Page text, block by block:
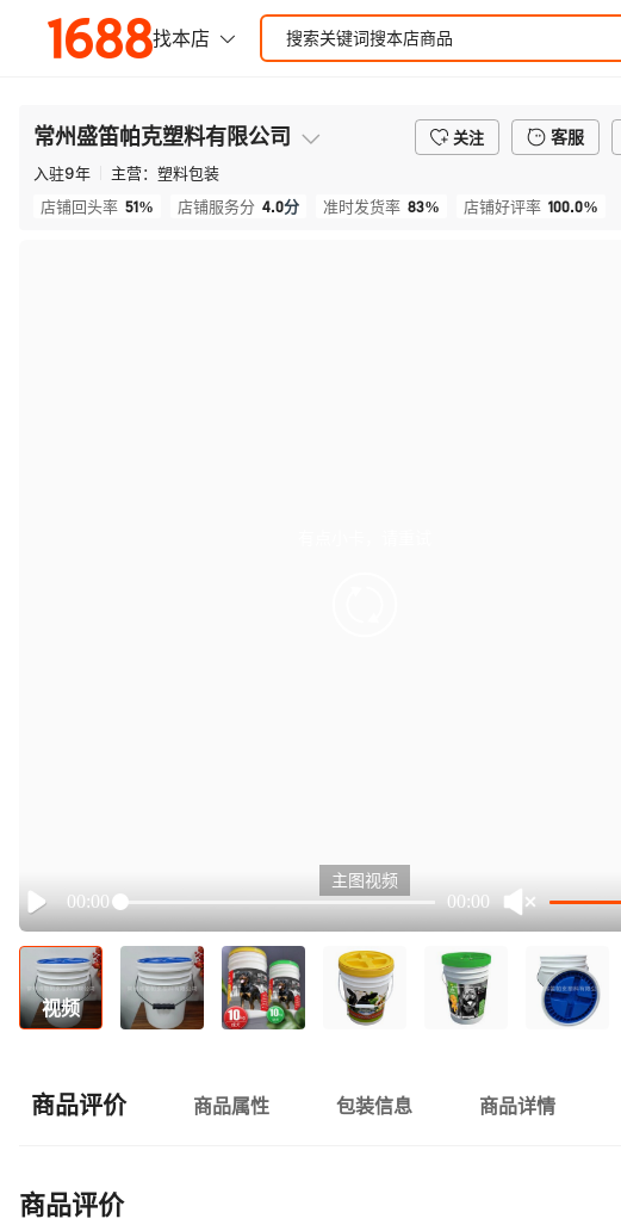
常州盛笛帕克塑料有限公司 关注 客服
入驻9年 主营： 塑料包装
店铺回头率 51% 店铺服务分 4.0分 准时发货率 83% 店铺好评率 100.0%
Play
00:00 00:00
主图视频
视频
商品评价 商品属性 包装信息 商品详情
商品评价